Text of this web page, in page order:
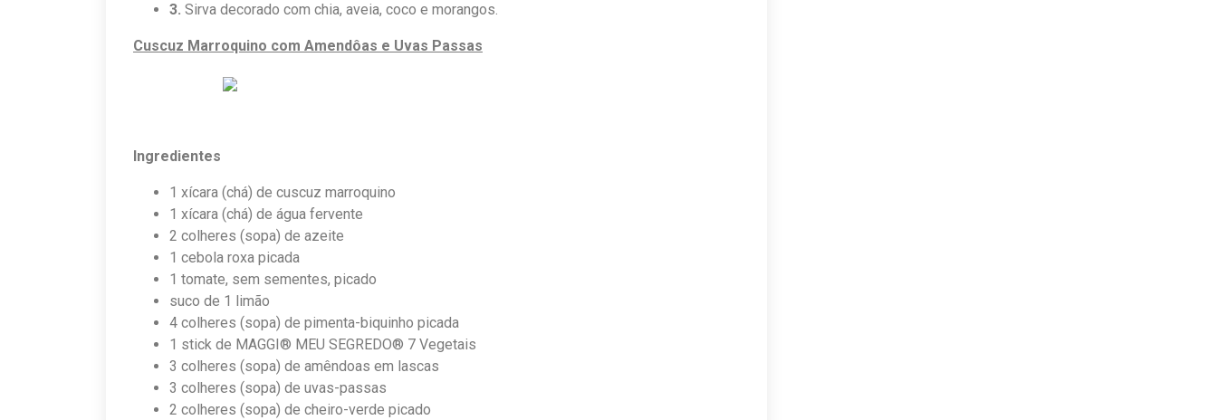
3. Sirva decorado com chia, aveia, coco e morangos.
Cuscuz Marroquino com Amendôas e Uvas Passas
Ingredientes
1 xícara (chá) de cuscuz marroquino
1 xícara (chá) de água fervente
2 colheres (sopa) de azeite
1 cebola roxa picada
1 tomate, sem sementes, picado
suco de 1 limão
4 colheres (sopa) de pimenta-biquinho picada
1 stick de MAGGI® MEU SEGREDO® 7 Vegetais
3 colheres (sopa) de amêndoas em lascas
3 colheres (sopa) de uvas-passas
2 colheres (sopa) de cheiro-verde picado